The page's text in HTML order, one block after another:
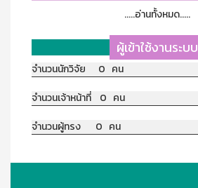
.....อ่านทั้งหมด.....
ผู้เข้าใช้งานระบบ
จำนวนนักวิจัย 0 คน
จำนวนเจ้าหน้าที่ 0 คน
จำนวนผู้ทรง 0 คน